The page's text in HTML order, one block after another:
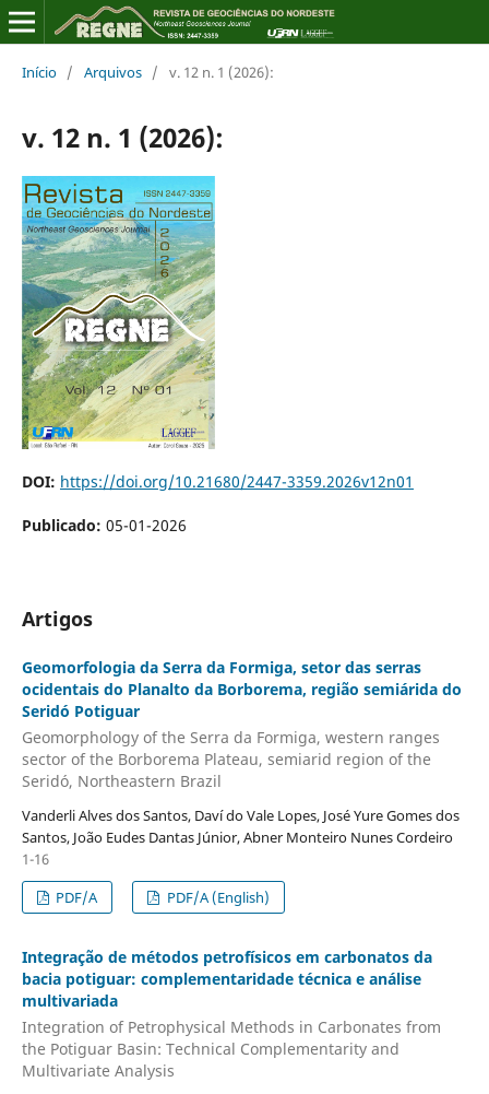
Início / Arquivos / v. 12 n. 1 (2026):
v. 12 n. 1 (2026):
DOI: https://doi.org/10.21680/2447-3359.2026v12n01
Publicado: 05-01-2026
Artigos
Geomorfologia da Serra da Formiga, setor das serras
ocidentais do Planalto da Borborema, região semiárida do
Seridó Potiguar
Geomorphology of the Serra da Formiga, western ranges
sector of the Borborema Plateau, semiarid region of the
Seridó, Northeastern Brazil
Vanderli Alves dos Santos, Daví do Vale Lopes, José Yure Gomes dos
Santos, João Eudes Dantas Júnior, Abner Monteiro Nunes Cordeiro
1-16
PDF/A
PDF/A (English)
Integração de métodos petrofísicos em carbonatos da
bacia potiguar: complementaridade técnica e análise
multivariada
Integration of Petrophysical Methods in Carbonates from
the Potiguar Basin: Technical Complementarity and
Multivariate Analysis